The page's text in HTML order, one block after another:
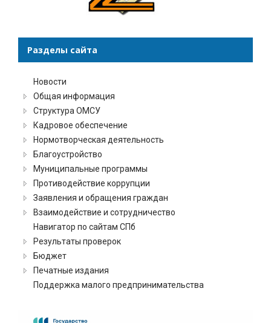
Разделы сайта
Новости
Общая информация
Структура ОМСУ
Кадровое обеспечение
Нормотворческая деятельность
Благоустройство
Муниципальные программы
Противодействие коррупции
Заявления и обращения граждан
Взаимодействие и сотрудничество
Навигатор по сайтам СПб
Результаты проверок
Бюджет
Печатные издания
Поддержка малого предпринимательства